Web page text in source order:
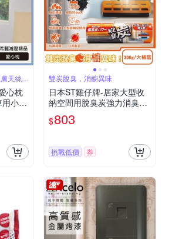
天絲環
心枕
小抱
雙炭脫臭，消櫥異味
日本ST雞仔牌-居家大型收
納空間用脫臭炭強力消臭凝
膠除臭劑300g/大橘盒(衣櫃
去味消臭,壁櫥櫥櫃除味淨化
$803
挑戰低價 券